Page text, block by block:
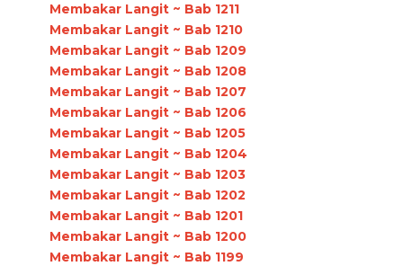
Membakar Langit ~ Bab 1211
Membakar Langit ~ Bab 1210
Membakar Langit ~ Bab 1209
Membakar Langit ~ Bab 1208
Membakar Langit ~ Bab 1207
Membakar Langit ~ Bab 1206
Membakar Langit ~ Bab 1205
Membakar Langit ~ Bab 1204
Membakar Langit ~ Bab 1203
Membakar Langit ~ Bab 1202
Membakar Langit ~ Bab 1201
Membakar Langit ~ Bab 1200
Membakar Langit ~ Bab 1199